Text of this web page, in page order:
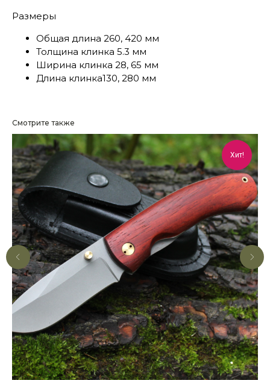
Размеры
Общая длина 260, 420 мм
Толщина клинка 5.3 мм
Ширина клинка 28, 65 мм
Длина клинка130, 280 мм
Смотрите также
Хит!
КОНТАКТЫ
Консультации по телефону и онлайн.
Будем рады продемонстрировать вам
нашу продукцию. Позвоните нам или
оставьте запрос на звонок менеджера
для консультации
Адрес:
"НОЖИ ПАВЛОВО", 606104,
ул. Восточная, 3Б (самовывоз), г. Павлово,
Нижегородская обл., Россия
ООО "ПТФ" ИНН 6686090373
Часы работы:ПН-ПТ с 09.00 до 17.00
Телефон: +7 (996) 130−131−1
E-mail: info-torg@bk.ru